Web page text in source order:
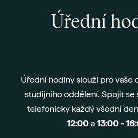
Úřední
Úřední hodiny slouží pro vaše
studijního oddělení. Spojit se
telefonicky každý všední
12:00a13:00 -